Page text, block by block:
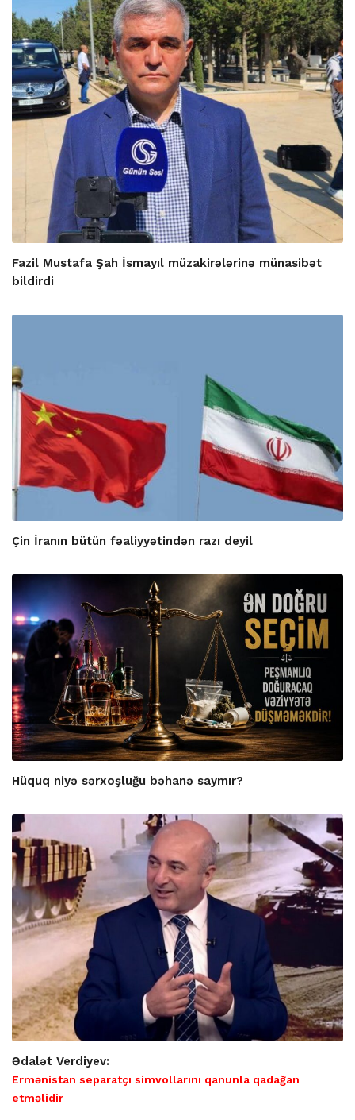
Fazil Mustafa Şah İsmayıl müzakirələrinə münasibət
bildirdi
Çin İranın bütün fəaliyyətindən razı deyil
Hüquq niyə sərxoşluğu bəhanə saymır?
Ədalət Verdiyev:
Ermənistan separatçı simvollarını qanunla qadağan
etməlidir